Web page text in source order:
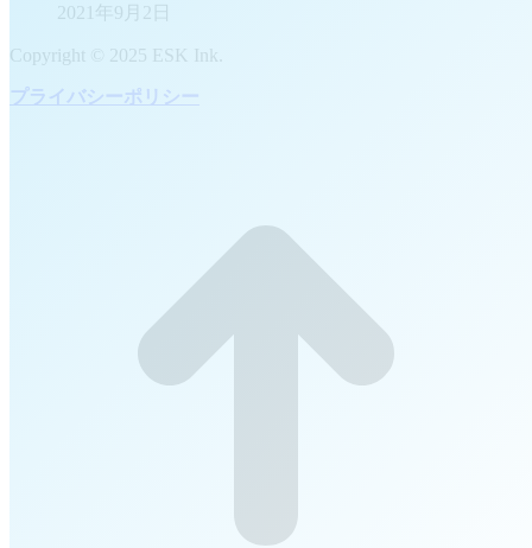
2021年9月2日
Copyright © 2025 ESK Ink.
プライバシーポリシー